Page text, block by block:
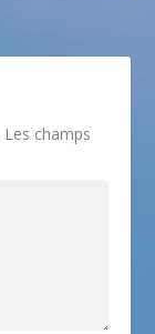
Les champs